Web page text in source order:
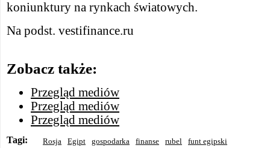
koniunktury na rynkach światowych.
Na podst. vestifinance.ru
Zobacz także:
Przegląd mediów
Przegląd mediów
Przegląd mediów
Tagi: Rosja Egipt gospodarka finanse rubel funt egipski